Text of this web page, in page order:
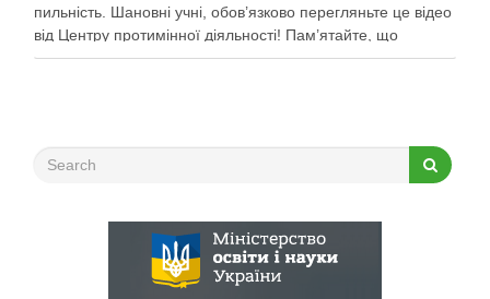
пильність. Шановні учні, обов’язково перегляньте це відео
від Центру протимінної діяльності! Пам’ятайте, що
небезпека може ховатися будь-де, тому під час